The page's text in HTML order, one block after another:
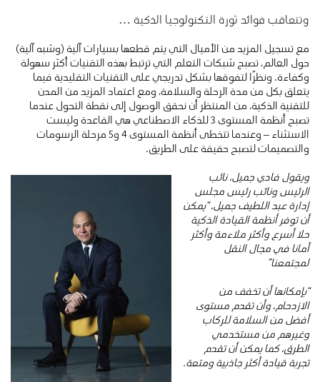
وتتعاقب فوائد ثورة التكنولوجيا الذكية …
مع تسجيل المزيد من الأميال التي يتم قطعها بسيارات آلية (وشبه آلية)
حول العالم، تصبح شبكات التعلم التي ترتبط بهذه التقنيات أكثر سهولة
وكفاءة. ونظرًا لتفوقها بشكل تدريجي على التقنيات التقليدية فيما
يتعلق بكل من مدة الرحلة والسلامة، ومع اعتماد المزيد من المدن
للتقنية الذكية، من المنتظر أن نحقق الوصول إلى نقطة التحول عندما
تصبح أنظمة المستوى 3 للذكاء الاصطناعي هي القاعدة وليست
الاستثناء – وعندما تتخطى أنظمة المستوى 4 و5 مرحلة الرسومات
والتصميمات لتصبح حقيقة على الطريق.
ويقول فادي جميل، نائب
الرئيس ونائب رئيس مجلس
إدارة عبد اللطيف جميل،“يمكن
أن توفر أنظمة القيادة الذكية
حلا أسرع وأكثر ملاءمة وأكثر
أمانا في مجال النقل
لمجتمعنا”
“بإمكانها أن تخفف من
الازدحام، وأن تقدم مستوى
أفضل من السلامة للركاب
وغيرهم من مستخدمي
الطرق، كما يمكن أن تقدم
تجربة قيادة أكثر جاذبية ومتعة.